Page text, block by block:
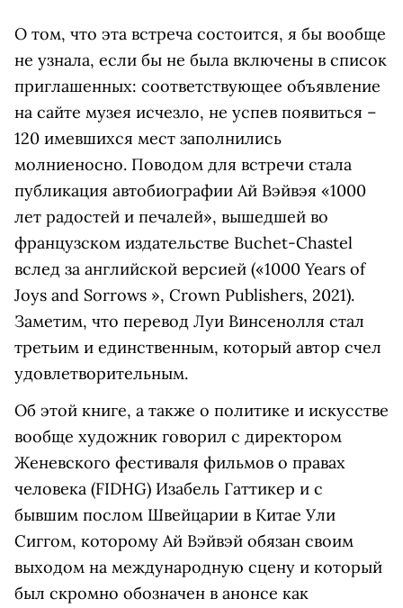
О том, что эта встреча состоится, я бы вообще
не узнала, если бы не была включены в список
приглашенных: соответствующее объявление
на сайте музея исчезло, не успев появиться –
120 имевшихся мест заполнились
молниеносно. Поводом для встречи стала
публикация автобиографии Ай Вэйвэя «1000
лет радостей и печалей», вышедшей во
французском издательстве Buchet-Chastel
вслед за английской версией («1000 Years of
Joys and Sorrows », Crown Publishers, 2021).
Заметим, что перевод Луи Винсенолля стал
третьим и единственным, который автор счел
удовлетворительным.
Об этой книге, а также о политике и искусстве
вообще художник говорил с директором
Женевского фестиваля фильмов о правах
человека (FIDHG) Изабель Гаттикер и с
бывшим послом Швейцарии в Китае Ули
Сиггом, которому Ай Вэйвэй обязан своим
выходом на международную сцену и который
был скромно обозначен в анонсе как